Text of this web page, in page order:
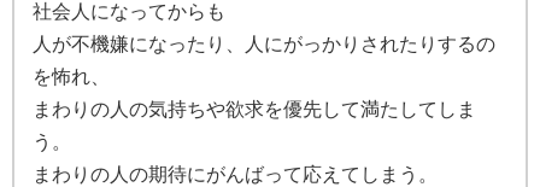
社会人になってからも
人が不機嫌になったり、人にがっかりされたりするの
を怖れ、
まわりの人の気持ちや欲求を優先して満たしてしま
う。
まわりの人の期待にがんばって応えてしまう。